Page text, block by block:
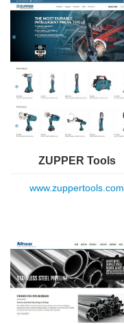
ZUPPER Tools
www.zuppertools.com